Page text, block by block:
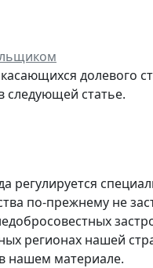
долевого
следующей статье.
регулируется
по-прежнему не
регионах нашей
в нашем материале.